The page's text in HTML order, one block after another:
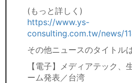
(もっと詳しく)
https://www.ys-
consulting.com.tw/news/
その他ニュースのタイトルは
【電子】メディアテック、
ーム発表／台湾